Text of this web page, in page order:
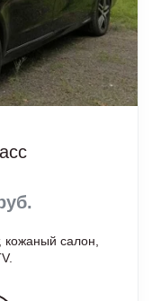
кожаный салон,